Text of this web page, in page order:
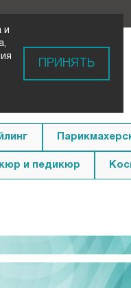
и педикюр
и
ПРИНЯТЬ